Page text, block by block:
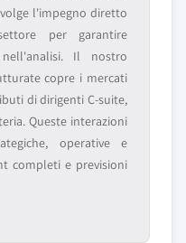
l'impegno diretto
per garantire
Il nostro
copre i mercati
di dirigenti C-suite,
Queste interazioni
operative e
completi e previsioni